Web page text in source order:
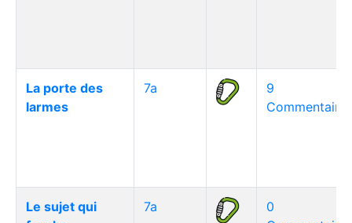
La porte des
larmes
7a
9
Le sujet qui
7a
0